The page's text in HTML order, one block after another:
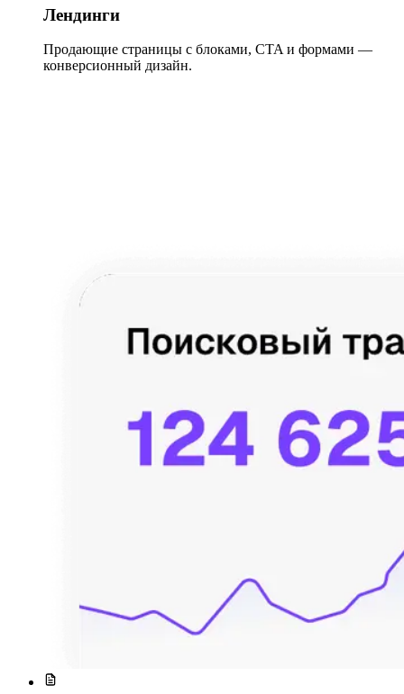
Лендинги
Продающие страницы с блоками, CTA и формами —
конверсионный дизайн.